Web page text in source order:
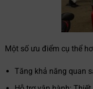
Một số ưu điểm cụ thể
Tăng khả năng quan